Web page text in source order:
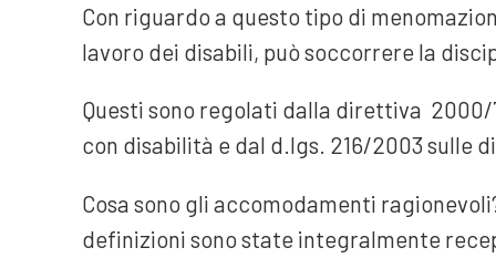
Con riguardo a questo tipo di
lavoro dei disabili, può soccorrere la
Questi sono regolati dalla direttiva
con disabilità e dal d.lgs. 216/2003 sulle
Cosa sono gli accomodamenti
definizioni sono state integralmente